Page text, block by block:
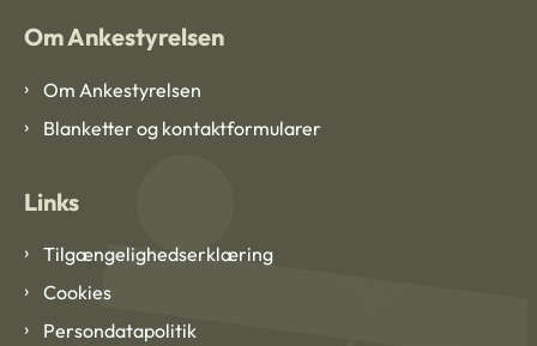
Om Ankestyrelsen
Om Ankestyrelsen
Blanketter og kontaktformularer
Links
Tilgængelighedserklæring
Cookies
Persondatapolitik